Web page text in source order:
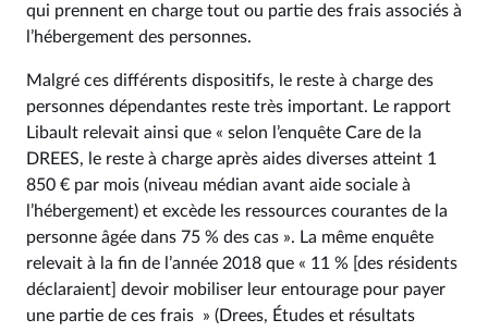
qui prennent en charge tout ou partie des frais associés à
l’hébergement des personnes.
Malgré ces différents dispositifs, le reste à charge des
personnes dépendantes reste très important. Le rapport
Libault relevait ainsi que « selon l’enquête Care de la
DREES, le reste à charge après aides diverses atteint 1
850 € par mois (niveau médian avant aide sociale à
l’hébergement) et excède les ressources courantes de la
personne âgée dans 75 % des cas ». La même enquête
relevait à la fin de l’année 2018 que « 11 % [des résidents
déclaraient] devoir mobiliser leur entourage pour payer
une partie de ces frais » (Drees, Études et résultats